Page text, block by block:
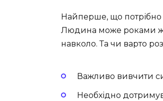
Найперше, що потрібно
Людина може роками
навколо. Та чи варто
Важливо вивчити
Необхідно